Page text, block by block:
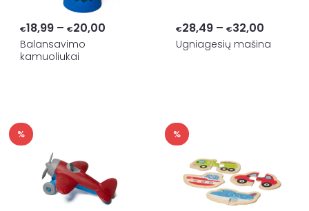
€18,99 – €20,00Price
Balansavimo
kamuoliukai
€28,49 – €32,00Price
range:
Ugniagesių mašina
% %